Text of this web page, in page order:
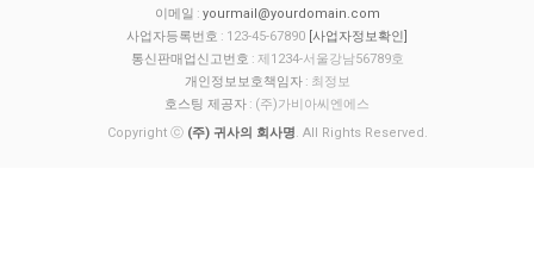
이메일 : yourmail@yourdomain.com
사업자등록번호 : 123-45-67890 [사업자정보확인]
통신판매업신고번호 : 제1234-서울강남56789호
개인정보보호책임자 : 최정보
호스팅 제공자 : (주)가비아씨엔에스
Copyright ⓒ (주) 귀사의 회사명. All Rights Reserved.